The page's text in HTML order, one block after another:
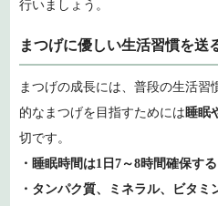
行いましょう。
まつげに優しい生活習慣を送
まつげの成長には、普段の生活習
的なまつげを目指すためには 睡眠
切です。
・睡眠時間は1日7～8時間確保する
・タンパク質、ミネラル、ビタ